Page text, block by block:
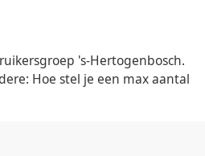
's-Hertogenbosch.
Hoe stel je een max aantal